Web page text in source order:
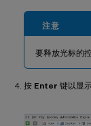
注意
要释放光标的
按 Enter 键以显